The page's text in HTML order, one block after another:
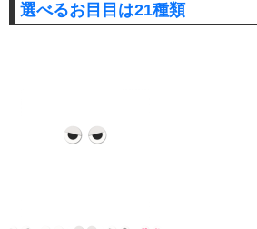
選べるお目目は21種類